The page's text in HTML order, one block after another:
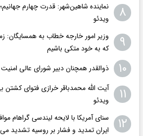
۸
نماینده شاهین‌شهر: قدرت چهارم
ویدئو
۹
وزیر امور خارجه خطاب به همسایگان:
که به خود متکی باشیم
۱۰ ذوالقدر همچنان دبیر شورای ‌عالی
۱۱
آیت الله محمدباقر خرازی فتوای
ویدئو
۱۲
سنای آمریکا با لایحه لیندسی گراهام
ایران تمدید و فشار بر روسیه تشدید